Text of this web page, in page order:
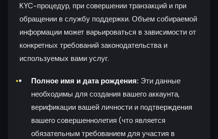
KYC-процедур, при совершении транзакций и при
обращении в службу поддержки. Объем собираемой
информации может варьироваться в зависимости от
конкретных требований законодательства и
используемых вами услуг.
Полное имя и дата рождения: Эти данные
необходимы для создания вашего аккаунта,
верификации вашей личности и подтверждения
вашего совершеннолетия (что является
обязательным требованием для участия в